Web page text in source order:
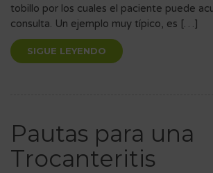
tobillo por los cuales el paciente puede
consulta. Un ejemplo muy típico, es […]
SIGUE LEYENDO
Pautas para una
Trocanteritis